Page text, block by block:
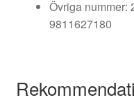
Övriga nummer:
9811627180